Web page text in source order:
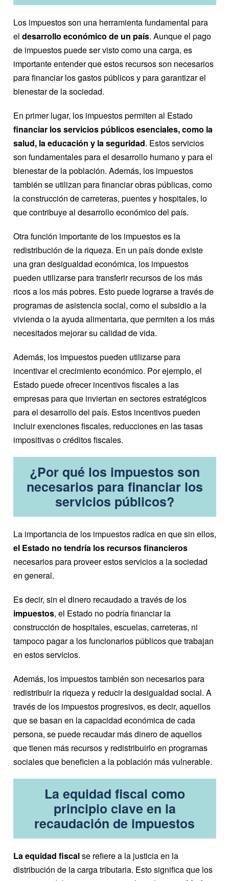
Los impuestos son una herramienta fundamental para
el desarrollo económico de un país. Aunque el pago
de impuestos puede ser visto como una carga, es
importante entender que estos recursos son necesarios
para financiar los gastos públicos y para garantizar el
bienestar de la sociedad.
En primer lugar, los impuestos permiten al Estado
financiar los servicios públicos esenciales, como la
salud, la educación y la seguridad. Estos servicios
son fundamentales para el desarrollo humano y para el
bienestar de la población. Además, los impuestos
también se utilizan para financiar obras públicas, como
la construcción de carreteras, puentes y hospitales, lo
que contribuye al desarrollo económico del país.
Otra función importante de los impuestos es la
redistribución de la riqueza. En un país donde existe
una gran desigualdad económica, los impuestos
pueden utilizarse para transferir recursos de los más
ricos a los más pobres. Esto puede lograrse a través de
programas de asistencia social, como el subsidio a la
vivienda o la ayuda alimentaria, que permiten a los más
necesitados mejorar su calidad de vida.
Además, los impuestos pueden utilizarse para
incentivar el crecimiento económico. Por ejemplo, el
Estado puede ofrecer incentivos fiscales a las
empresas para que inviertan en sectores estratégicos
para el desarrollo del país. Estos incentivos pueden
incluir exenciones fiscales, reducciones en las tasas
impositivas o créditos fiscales.
¿Por qué los impuestos son
necesarios para financiar los
servicios públicos?
La importancia de los impuestos radica en que sin ellos,
el Estado no tendría los recursos financieros
necesarios para proveer estos servicios a la sociedad
en general.
Es decir, sin el dinero recaudado a través de los
impuestos, el Estado no podría financiar la
construcción de hospitales, escuelas, carreteras, ni
tampoco pagar a los funcionarios públicos que trabajan
en estos servicios.
Además, los impuestos también son necesarios para
redistribuir la riqueza y reducir la desigualdad social. A
través de los impuestos progresivos, es decir, aquellos
que se basan en la capacidad económica de cada
persona, se puede recaudar más dinero de aquellos
que tienen más recursos y redistribuirlo en programas
sociales que beneficien a la población más vulnerable.
La equidad fiscal como
principio clave en la
recaudación de impuestos
La equidad fiscalse refiere a la justicia en la
distribución de la carga tributaria. Esto significa que los